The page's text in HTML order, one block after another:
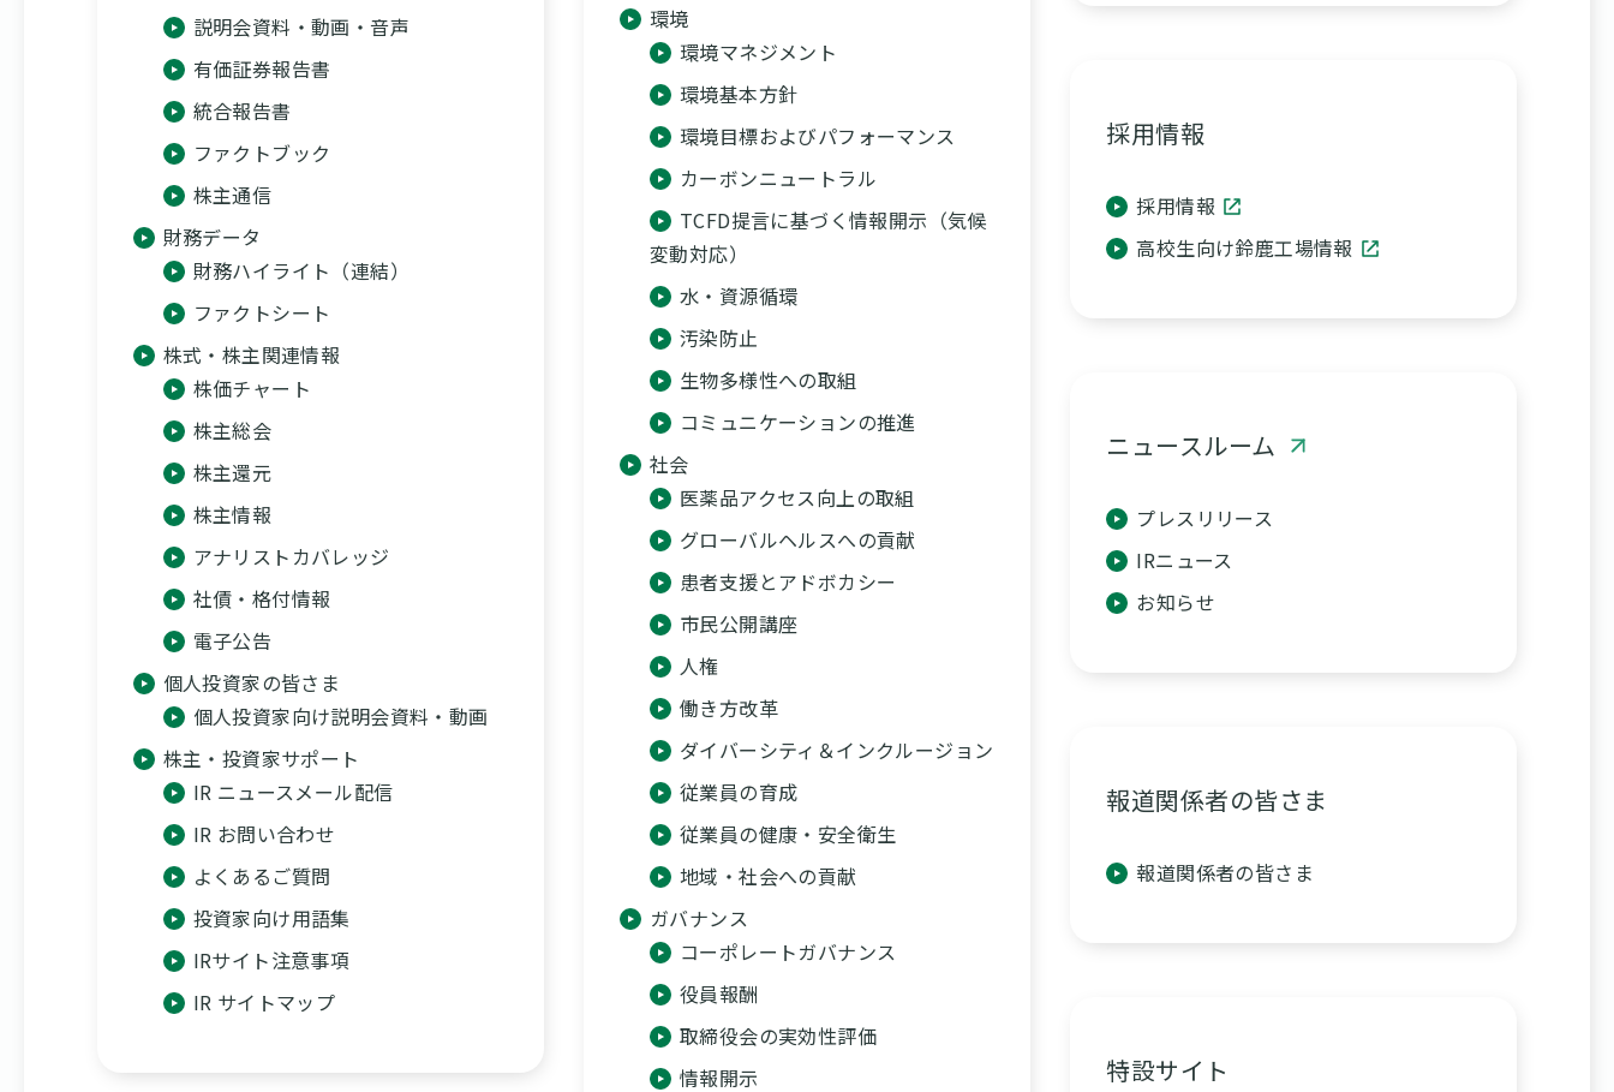
説明会資料・動画・音声
有価証券報告書
統合報告書
ファクトブック
株主通信
財務データ
財務ハイライト（連結）
ファクトシート
株式・株主関連情報
株価チャート
株主総会
株主還元
株主情報
アナリストカバレッジ
社債・格付情報
電子公告
個人投資家の皆さま
個人投資家向け説明会資料・動画
株主・投資家サポート
IR ニュースメール配信
IR お問い合わせ
よくあるご質問
投資家向け用語集
IRサイト注意事項
IR サイトマップ
環境
環境マネジメント
環境基本方針
環境目標およびパフォーマンス
カーボンニュートラル
TCFD提言に基づく情報開示（気候
変動対応）
水・資源循環
汚染防止
生物多様性への取組
コミュニケーションの推進
社会
医薬品アクセス向上の取組
グローバルヘルスへの貢献
患者支援とアドボカシー
市民公開講座
人権
働き方改革
ダイバーシティ＆インクルージョン
従業員の育成
従業員の健康・安全衛生
地域・社会への貢献
ガバナンス
コーポレートガバナンス
役員報酬
取締役会の実効性評価
情報開示
採用情報
採用情報
高校生向け鈴鹿工場情報
ニュースルーム
プレスリリース
IRニュース
お知らせ
報道関係者の皆さま
報道関係者の皆さま
特設サイト